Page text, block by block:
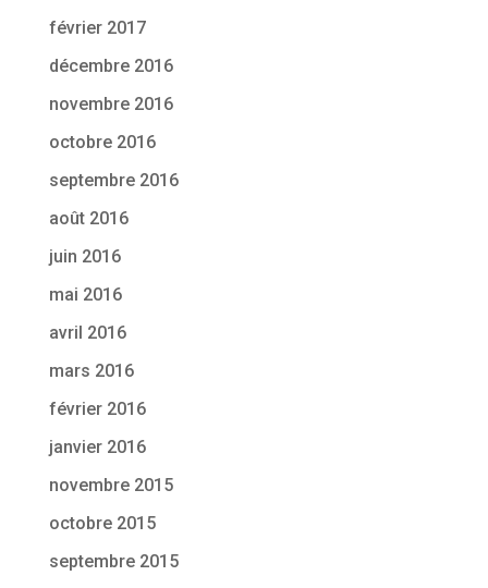
février 2017
décembre 2016
novembre 2016
octobre 2016
septembre 2016
août 2016
juin 2016
mai 2016
avril 2016
mars 2016
février 2016
janvier 2016
novembre 2015
octobre 2015
septembre 2015